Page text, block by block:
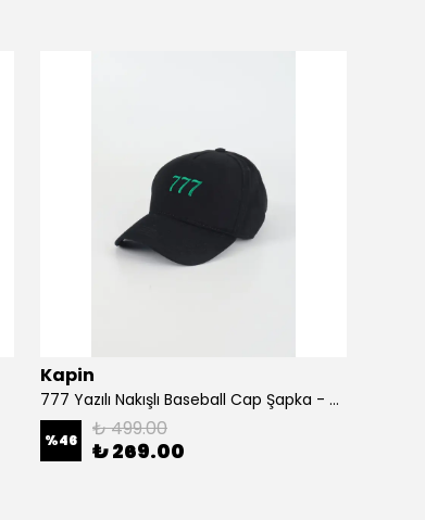
Kapin
777 Yazılı Nakışlı Baseball Cap Şapka - Siyah
%46 ₺ 499.00
₺ 269.00